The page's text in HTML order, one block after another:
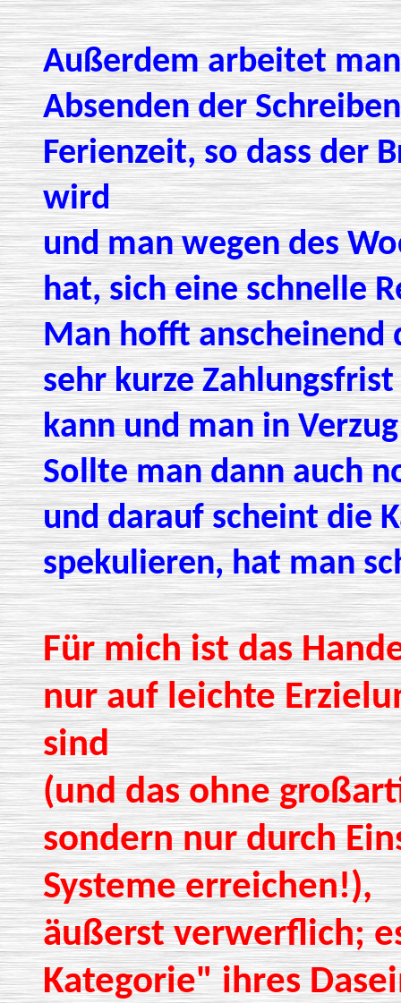
Außerdem arbeitet
Absenden der
Ferienzeit, so dass der
wird
und man wegen des
hat, sich eine schnelle
Man hofft anscheinend
sehr kurze
kann und man in
Sollte man dann auch
und darauf scheint die
spekulieren, hat man
Für mich ist das
nur auf leichte
sind
(und das ohne
sondern nur durch
Systeme erreichen!),
äußerst verwerflich;
Kategorie" ihres